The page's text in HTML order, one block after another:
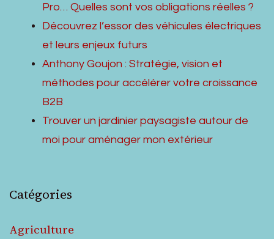
Pro… Quelles sont vos obligations réelles ?
Découvrez l’essor des véhicules électriques
et leurs enjeux futurs
Anthony Goujon : Stratégie, vision et
méthodes pour accélérer votre croissance
B2B
Trouver un jardinier paysagiste autour de
moi pour aménager mon extérieur
Catégories
Agriculture